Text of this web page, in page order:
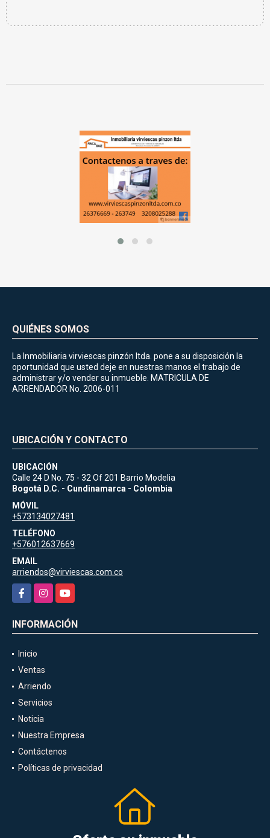
QUIÉNES SOMOS
La Inmobiliaria virviescas pinzón ltda. pone a su disposición la
oportunidad que usted deje en nuestras manos el trabajo de
administrar y/o vender su inmueble. MATRICULA DE
ARRENDADOR No. 2006-011
UBICACIÓN Y CONTACTO
UBICACIÓN
Calle 24 D No. 75 - 32 Of 201 Barrio Modelia
Bogotá D.C. - Cundinamarca - Colombia
MÓVIL
+573134027481
TELÉFONO
+576012637669
EMAIL
arriendos@virviescas.com.co
FacebookInstagramYouTube
INFORMACIÓN
Inicio
Ventas
Arriendo
Servicios
Noticia
Nuestra Empresa
Contáctenos
Políticas de privacidad